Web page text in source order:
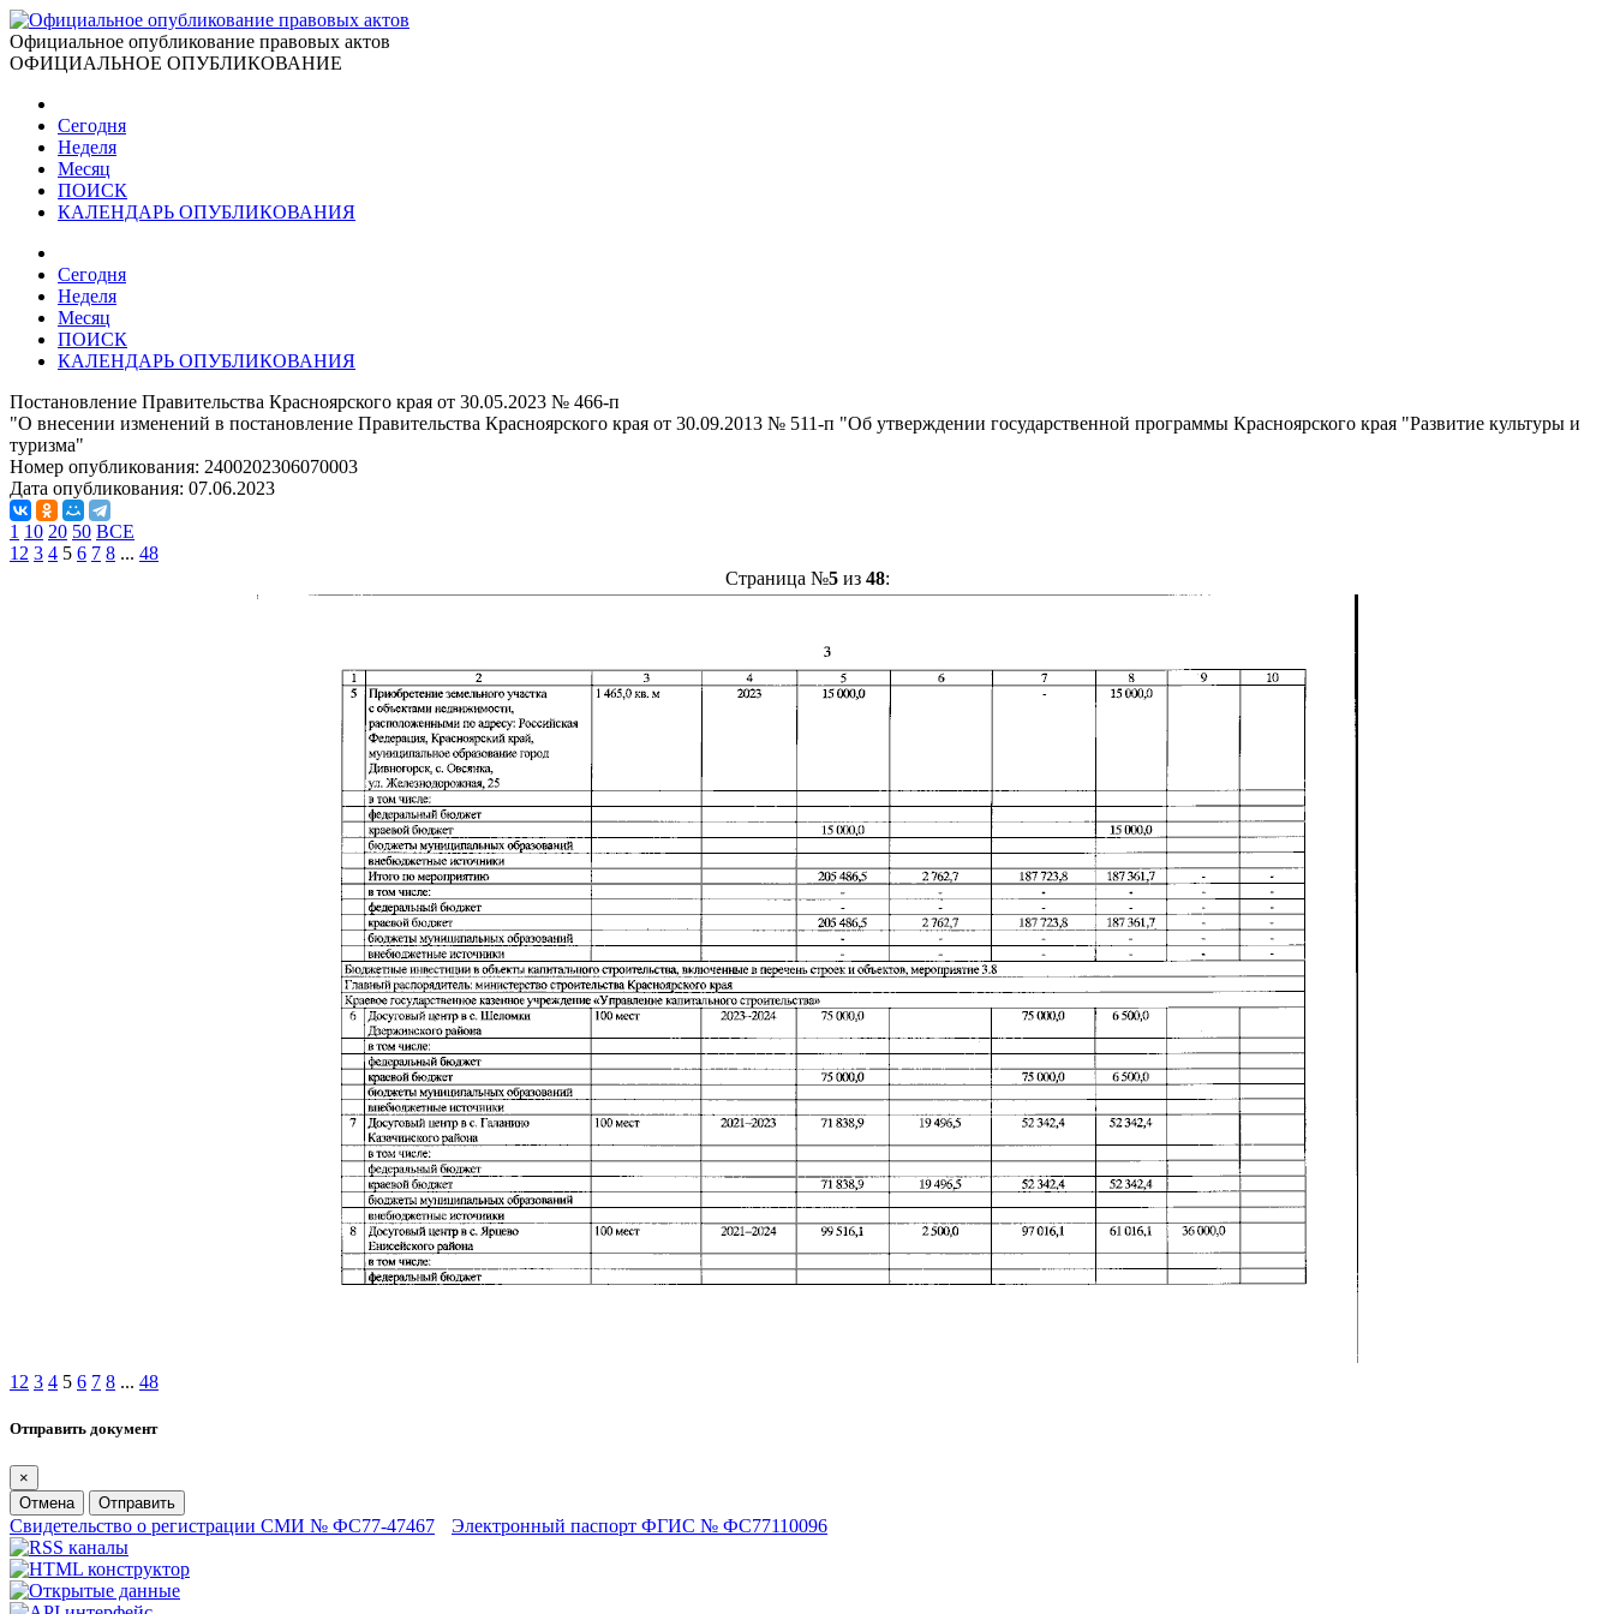
Официальное опубликование правовых актов
ОФИЦИАЛЬНОЕ ОПУБЛИКОВАНИЕ
Сегодня
Неделя
Месяц
ПОИСК
КАЛЕНДАРЬ ОПУБЛИКОВАНИЯ
Сегодня
Неделя
Месяц
ПОИСК
КАЛЕНДАРЬ ОПУБЛИКОВАНИЯ
Постановление Правительства Красноярского края от 30.05.2023 № 466-п
"О внесении изменений в постановление Правительства Красноярского края от 30.09.2013 № 511-п "Об утверждении государственной программы Красноярского края "Развитие культуры и
туризма"
Номер опубликования: 2400202306070003
Дата опубликования: 07.06.2023
1 10 20 50 ВСЕ
1 2 3 4 5 6 7 8 ... 48
Страница №5из 48:
1 2 3 4 5 6 7 8 ... 48
Отправить документ
×
Отмена
Отправить
Свидетельство о регистрации СМИ № ФС77-47467 Электронный паспорт ФГИС № ФС77110096